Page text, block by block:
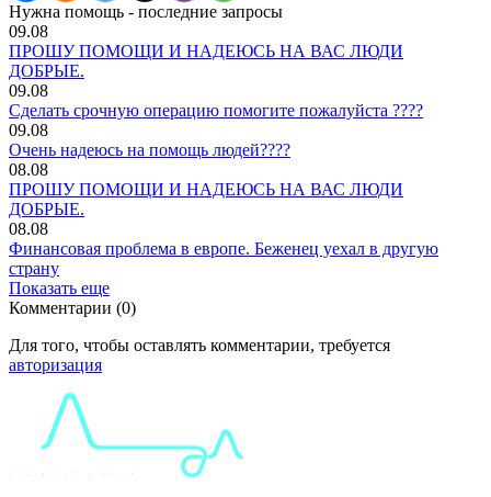
Нужна помощь - последние запросы
09.08
ПРОШУ ПОМОЩИ И НАДЕЮСЬ НА ВАС ЛЮДИ
ДОБРЫЕ.
09.08
Сделать срочную операцию помогите пожалуйста ????
09.08
Очень надеюсь на помощь людей????
08.08
ПРОШУ ПОМОЩИ И НАДЕЮСЬ НА ВАС ЛЮДИ
ДОБРЫЕ.
08.08
Финансовая проблема в европе. Беженец уехал в другую
страну
Показать еще
Комментарии (0)
Для того, чтобы оставлять комментарии, требуется
авторизация